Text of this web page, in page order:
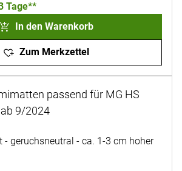
Tage**
In den Warenkorb
Zum Merkzettel
passend für MG HS
9/2024
abgegeben
geruchsneutral - ca. 1-3 cm hoher